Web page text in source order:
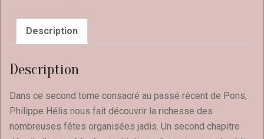
Description
Description
Dans ce second tome consacré au passé récent de Pons,
Philippe Hélis nous fait découvrir la richesse des
nombreuses fêtes organisées jadis. Un second chapitre